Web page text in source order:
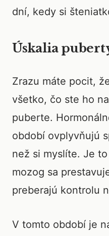
dní, kedy si
Úskalia
Zrazu máte pocit,
všetko, čo ste ho
puberte.
období ovplyvňujú
než si myslíte. Je
mozog sa
preberajú kontrolu
V tomto období je